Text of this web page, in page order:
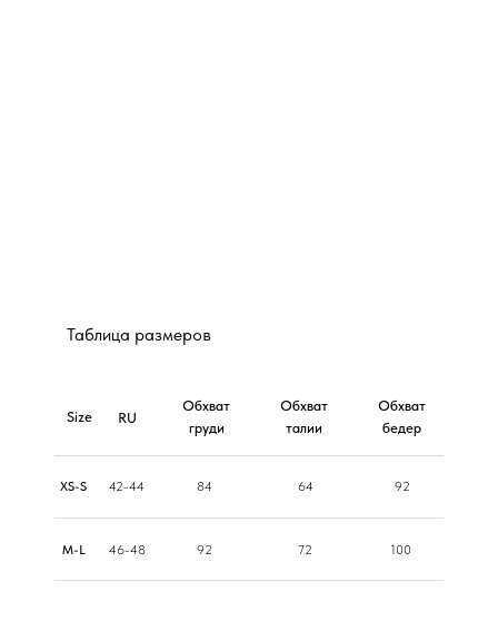
Таблица размеров
Size RU
Обхват
груди
Обхват
талии
Обхват
бедер
ХS-S 42-44 84 64 92
46-48 92 72 100
M-L